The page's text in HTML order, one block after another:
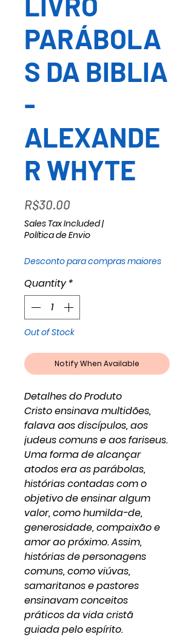
PARÁBOLA
S DA BIBLIA
-
ALEXANDE
R WHYTE
R$30.00Price
Sales Tax Included|
Política de Envio
Desconto para compras maiores
Quantity *
Out of Stock
Notify When Available
Detalhes do Produto
Cristo ensinava multidões,
falava aos discípulos, aos
judeus comuns e aos fariseus.
Uma forma de alcançar
atodos era as parábolas,
histórias contadas com o
objetivo de ensinar algum
valor, como humilda-de,
generosidade, compaixão e
amor ao próximo. Assim,
histórias de personagens
comuns, como viúvas,
samaritanos e pastores
ensinavam conceitos
práticos da vida cristã
guiada pelo espírito.